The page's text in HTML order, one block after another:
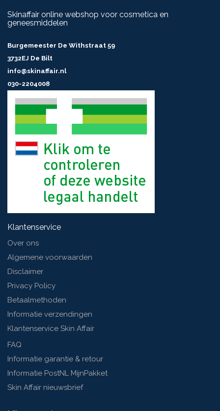
Skinaffair online webshop voor cosmetica en
geneesmiddelen
Burgemeester De Withstraat 59
3732EJ De Bilt
info@skinaffair.nl
030-2204008
Klantenservice
Over ons
Algemene voorwaarden
Disclaimer
Privacy Policy
Betaalmethoden
Informatie verzendingen
Klantenservice Skin Affair
FAQ
Informatie garantie & retour
Informatie PostNL MijnPakket
Skin Affair nieuwsbrief